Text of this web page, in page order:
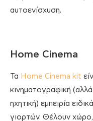
αυτοενίσχυση.
Home Cinema
Τα Home Cinema kit
κινηματογραφική
ηχητική) εμπειρία
γιορτών. Θέλουν χώρο,